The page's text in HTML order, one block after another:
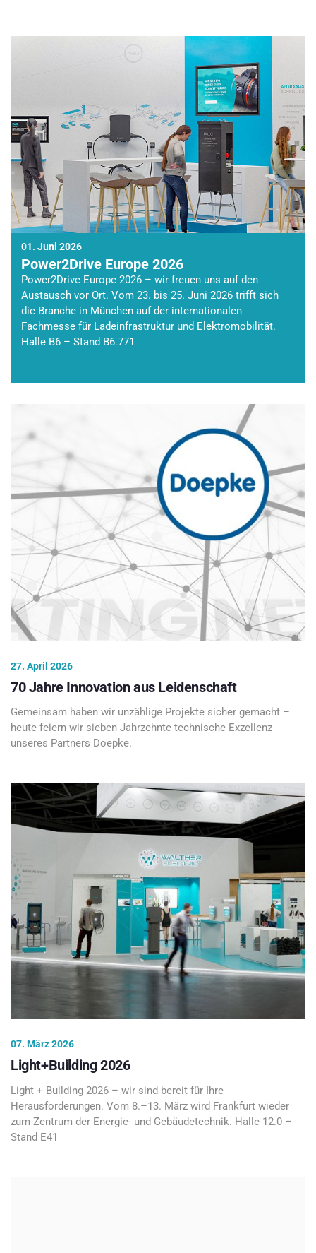
01. Juni 2026
Power2Drive Europe 2026
Power2Drive Europe 2026 – wir freuen uns auf den
Austausch vor Ort. Vom 23. bis 25. Juni 2026 trifft sich
die Branche in München auf der internationalen
Fachmesse für Ladeinfrastruktur und Elektromobilität.
Halle B6 – Stand B6.771
27. April 2026
70 Jahre Innovation aus Leidenschaft
Gemeinsam haben wir unzählige Projekte sicher gemacht –
heute feiern wir sieben Jahrzehnte technische Exzellenz
unseres Partners Doepke.
07. März 2026
Light+Building 2026
Light + Building 2026 – wir sind bereit für Ihre
Herausforderungen. Vom 8.–13. März wird Frankfurt wieder
zum Zentrum der Energie- und Gebäudetechnik. Halle 12.0 –
Stand E41